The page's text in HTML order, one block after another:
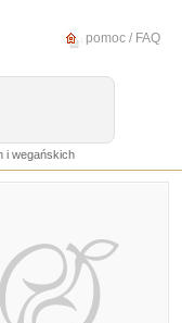
pomoc / FAQ
i wegańskich